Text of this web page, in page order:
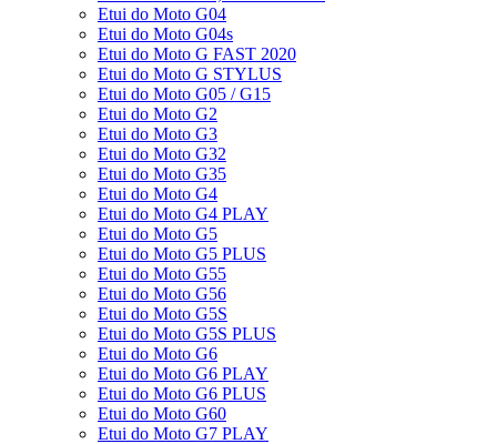
Etui do Moto G04
Etui do Moto G04s
Etui do Moto G FAST 2020
Etui do Moto G STYLUS
Etui do Moto G05 / G15
Etui do Moto G2
Etui do Moto G3
Etui do Moto G32
Etui do Moto G35
Etui do Moto G4
Etui do Moto G4 PLAY
Etui do Moto G5
Etui do Moto G5 PLUS
Etui do Moto G55
Etui do Moto G56
Etui do Moto G5S
Etui do Moto G5S PLUS
Etui do Moto G6
Etui do Moto G6 PLAY
Etui do Moto G6 PLUS
Etui do Moto G60
Etui do Moto G7 PLAY